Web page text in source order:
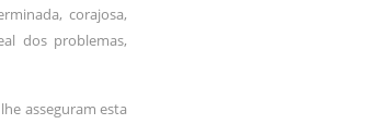
corajosa,
dos problemas,
asseguram esta